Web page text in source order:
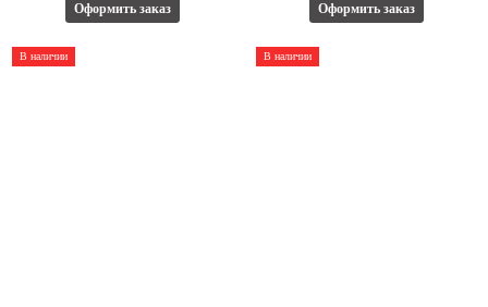
Оформить заказ Оформить заказ
В наличии В наличии